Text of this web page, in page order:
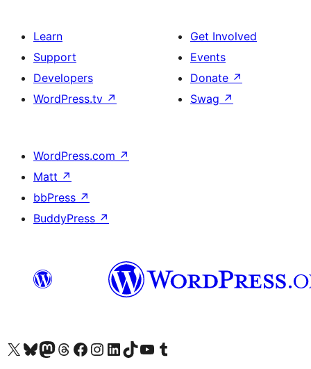
Learn
Support
Developers
WordPress.tv ↗
Get Involved
Events
Donate ↗
Swag ↗
WordPress.com ↗
Matt ↗
bbPress ↗
BuddyPress ↗
Visit our X (formerly Twitter) account
Visitez notre compte Bluesky
Visit our Mastodon account
Visitez notre compte Threads
Visit our Facebook page
Visit our Instagram account
Visit our LinkedIn account
Visitez notre compte TikTok
Visit our YouTube channel
Visitez notre compte Tumblr